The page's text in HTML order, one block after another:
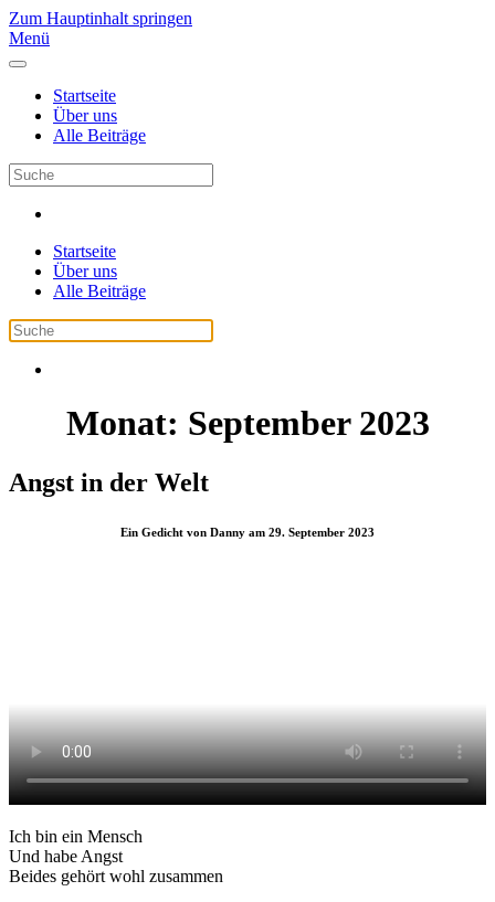
Zum Hauptinhalt springen
Menü
Startseite
Über uns
Alle Beiträge
Startseite
Über uns
Alle Beiträge
Monat: September 2023
Angst in der Welt
Ein Gedicht von Danny am 29. September 2023
Ich bin ein Mensch
Und habe Angst
Beides gehört wohl zusammen